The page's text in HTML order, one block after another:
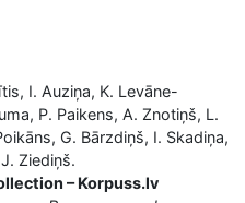
I. Auziņa, K. Levāne-
P. Paikens, A. Znotiņš, L.
G. Bārzdiņš, I. Skadiņa,
Ziediņš.
– Korpuss.lv